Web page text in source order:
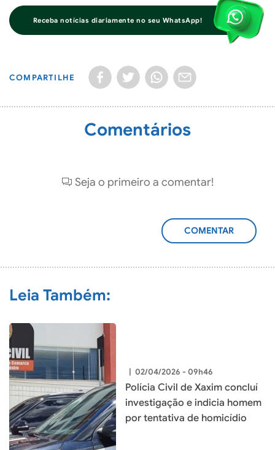
Receba notícias diariamente no seu WhatsApp!
COMPARTILHE
Comentários
Seja o primeiro a comentar!
ADICIONAR
Leia Também:
02/04/2026 - 09h46
Polícia Civil de Xaxim concluí
investigação e indicia homem
por tentativa de homicídio